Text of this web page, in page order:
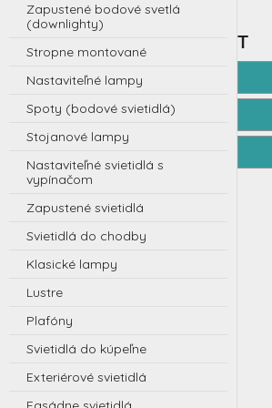
Zapustené bodové svetlá
(downlighty)
Stropne montované
Nastaviteľné lampy
Spoty (bodové svietidlá)
Stojanové lampy
Nastaviteľné svietidlá s
vypínačom
Zapustené svietidlá
Svietidlá do chodby
Klasické lampy
Lustre
Plafóny
Svietidlá do kúpeľne
Exteriérové svietidlá
T